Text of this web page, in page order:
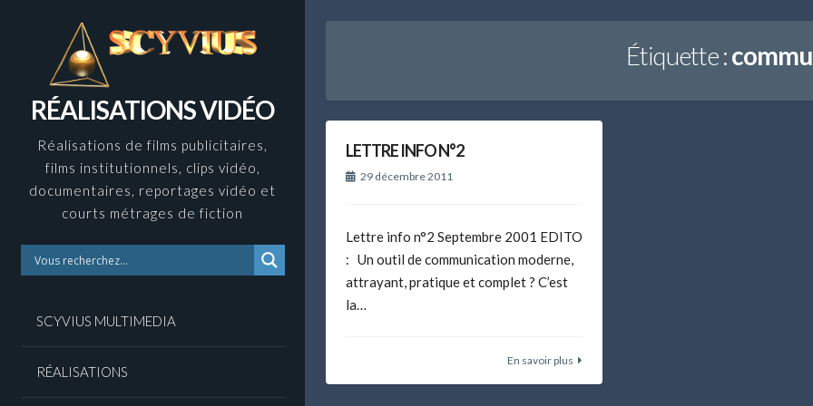
RÉALISATIONS VIDÉO
Réalisations de films publicitaires,
films institutionnels, clips vidéo,
documentaires, reportages vidéo et
courts métrages de fiction
SCYVIUS MULTIMEDIA
RÉALISATIONS
Étiquette :
LETTRE INFO N°2
29 décembre 2011
Lettre info n°2 Septembre 2001 EDITO
: Un outil de communication moderne,
attrayant, pratique et complet ? C’est
la…
En savoir plus